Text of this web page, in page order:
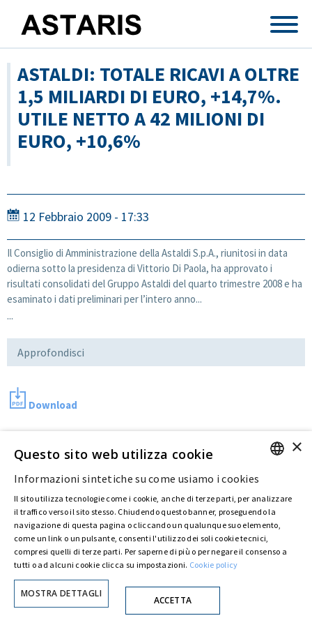
ASTALDI: TOTALE RICAVI A OLTRE
1,5 MILIARDI DI EURO, +14,7%.
UTILE NETTO A 42 MILIONI DI
EURO, +10,6%
12 Febbraio 2009 - 17:33
Il Consiglio di Amministrazione della Astaldi S.p.A., riunitosi in data
odierna sotto la presidenza di Vittorio Di Paola, ha approvato i
risultati consolidati del Gruppo Astaldi del quarto trimestre 2008 e ha
esaminato i dati preliminari per l’intero anno...
...
Approfondisci
Download
Ultima modifica:14 Lug 2016
Cookie Policy © ASTARIS S.P.A. - P.IVA 00880281001
raccolta n. 23.906, depositato presso il Registro delle Imprese di Roma, in data 31 maggio
2022) l’azionista unicoFondazione Creditori Chirografariha deliberato di
modificare la denominazione della Società da Astaldi in"Astaris S.p.A."
ITALIAN
×
Questo sito web utilizza cookie
Informazioni sintetiche su come usiamo i cookies
Il sito utilizza tecnologie come i cookie, anche di terze parti, per analizzare
il traffico verso il sito stesso. Chiudendo questo banner, proseguendo la
navigazione di questa pagina o cliccando un qualunque suo elemento,
come un link o un pulsante, consenti l'utilizzo dei soli cookie tecnici,
compresi quelli di terze parti. Per saperne di più o per negare il consenso a
tutti o ad alcuni cookie clicca su impostazioni. Cookie policy
MOSTRA DETTAGLI
ACCETTA